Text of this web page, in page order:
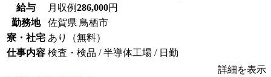
給与 月収例286,000円
勤務地
佐賀県 鳥栖市
寮・社宅 あり（無料）
仕事内容 検査・検品 / 半導体工場 / 日勤
詳細を表示